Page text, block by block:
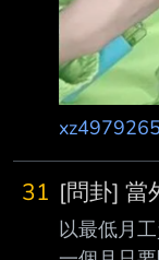
xz4979265
31 [問卦] 當
以最低月